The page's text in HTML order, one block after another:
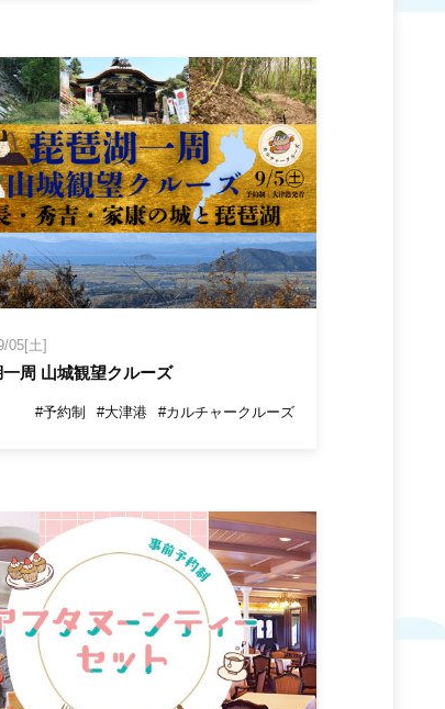
05[土]
一周 山城観望クルーズ
#予約制 #大津港 #カルチャークルーズ